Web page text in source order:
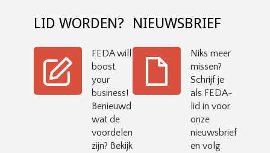
LID WORDEN?
FEDA will
boost
your
business!
Benieuwd
wat de
voordelen
zijn? Bekijk
NIEUWSBRIEF
Niks meer
missen?
Schrijf je
als FEDA-
lid in voor
onze
nieuwsbrief
en volg